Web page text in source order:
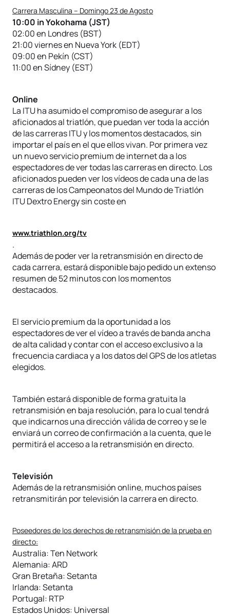
Carrera Masculina – Domingo 23 de Agosto
10:00 in Yokohama (JST)
02:00 en Londres (BST)
21:00 viernes en Nueva York (EDT)
09:00 en Pekín (CST)
11:00 en Sídney (EST)
Online
La ITU ha asumido el compromiso de asegurar a los
aficionados al triatlón, que puedan ver toda la acción
de las carreras ITU y los momentos destacados, sin
importar el país en el que ellos vivan. Por primera vez
un nuevo servicio premium de internet da a los
espectadores de ver todas las carreras en directo. Los
aficionados pueden ver los vídeos de cada una de las
carreras de los Campeonatos del Mundo de Triatlón
ITU Dextro Energy sin coste en
www.triathlon.org/tv
.
Además de poder ver la retransmisión en directo de
cada carrera, estará disponible bajo pedido un extenso
resumen de 52 minutos con los momentos
destacados.
El servicio premium da la oportunidad a los
espectadores de ver el vídeo a través de banda ancha
de alta calidad y contar con el acceso exclusivo a la
frecuencia cardiaca y a los datos del GPS de los atletas
elegidos.
También estará disponible de forma gratuita la
retransmisión en baja resolución, para lo cual tendrá
que indicarnos una dirección válida de correo y se le
enviará un correo de confirmación a la cuenta, que le
permitirá el acceso a la retransmisión en directo.
Televisión
Además de la retransmisión online, muchos países
retransmitirán por televisión la carrera en directo.
Poseedores de los derechos de retransmisión de la prueba en
directo:
Australia: Ten Network
Alemania: ARD
Gran Bretaña: Setanta
Irlanda: Setanta
Portugal: RTP
Estados Unidos: Universal